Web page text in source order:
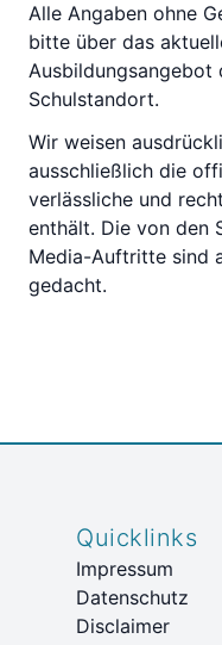
Alle Angaben ohne
bitte über das
Ausbildungsangebot
Schulstandort.
Wir weisen
ausschließlich die
verlässliche und
enthält. Die von den
Media-Auftritte sind
gedacht.
Quicklinks
Impressum
Datenschutz
Disclaimer